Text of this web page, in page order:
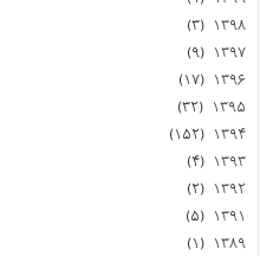
۱۳۹۸ (۳)
۱۳۹۷ (۹)
۱۳۹۶ (۱۷)
۱۳۹۵ (۳۲)
۱۳۹۴ (۱۵۲)
۱۳۹۳ (۴)
۱۳۹۲ (۲)
۱۳۹۱ (۵)
۱۳۸۹ (۱)